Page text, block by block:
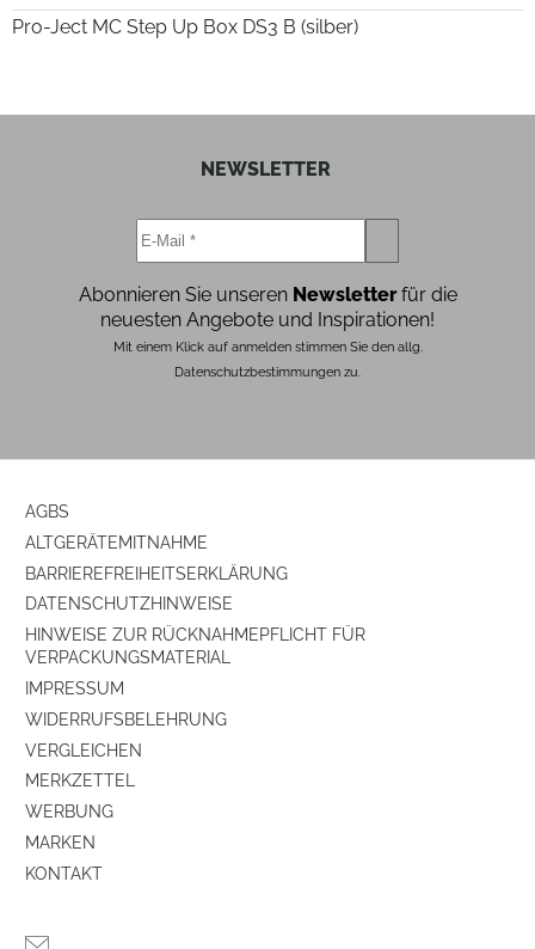
Pro-Ject MC Step Up Box DS3 B (silber)
NEWSLETTER
Abonnieren Sie unseren Newsletterfür die
neuesten Angebote und Inspirationen!
Mit einem Klick auf anmelden stimmen Sie den allg.
Datenschutzbestimmungen zu.
AGBS
ALTGERÄTEMITNAHME
BARRIEREFREIHEITSERKLÄRUNG
DATENSCHUTZHINWEISE
HINWEISE ZUR RÜCKNAHMEPFLICHT FÜR
VERPACKUNGSMATERIAL
IMPRESSUM
WIDERRUFSBELEHRUNG
VERGLEICHEN
MERKZETTEL
WERBUNG
MARKEN
KONTAKT